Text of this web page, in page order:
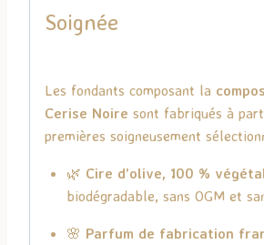
Soignée
Les fondants composant la
Cerise Noire sont fabriqués à
premières soigneusement
🌿 Cire d’olive, 100 %
biodégradable, sans OGM et
🌸 Parfum de fabrication